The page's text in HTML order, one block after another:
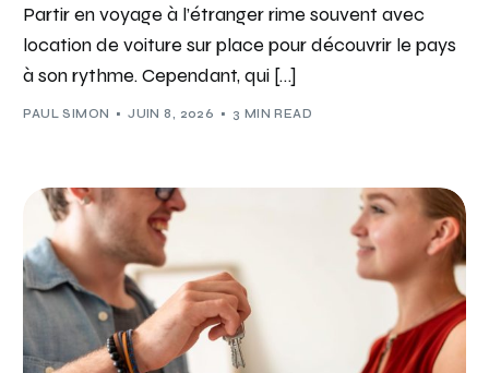
Partir en voyage à l’étranger rime souvent avec
location de voiture sur place pour découvrir le pays
à son rythme. Cependant, qui […]
PAUL SIMON JUIN 8, 2026 3 MIN READ